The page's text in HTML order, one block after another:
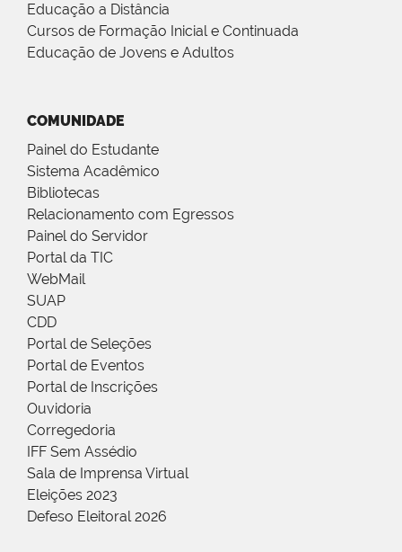
Educação a Distância
Cursos de Formação Inicial e Continuada
Educação de Jovens e Adultos
COMUNIDADE
Painel do Estudante
Sistema Acadêmico
Bibliotecas
Relacionamento com Egressos
Painel do Servidor
Portal da TIC
WebMail
SUAP
CDD
Portal de Seleções
Portal de Eventos
Portal de Inscrições
Ouvidoria
Corregedoria
IFF Sem Assédio
Sala de Imprensa Virtual
Eleições 2023
Defeso Eleitoral 2026